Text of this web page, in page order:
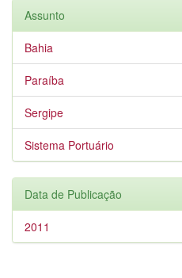
Assunto
Bahia
Paraíba
Sergipe
Sistema Portuário
Data de Publicação
2011